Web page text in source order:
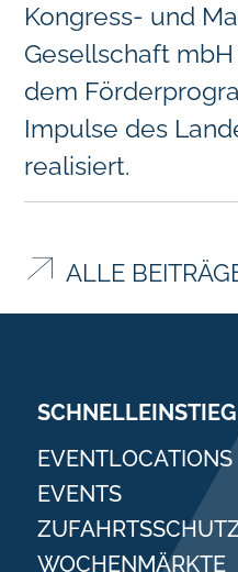
Kongress- und
Gesellschaft
dem
Impulse des
realisiert.
ALLE
SCHNELLEINSTIEG
EVENTLOCATIONS
EVENTS
WOCHENMÄRKTE